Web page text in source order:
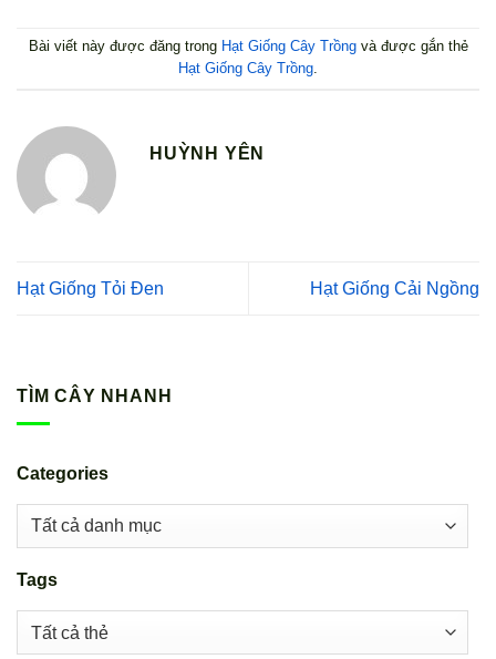
Bài viết này được đăng trong Hạt Giống Cây Trồngvà được gắn thẻ
Hạt Giống Cây Trồng.
HUỲNH YÊN
Hạt Giống Tỏi Đen Hạt Giống Cải Ngồng
TÌM CÂY NHANH
Categories
Tags